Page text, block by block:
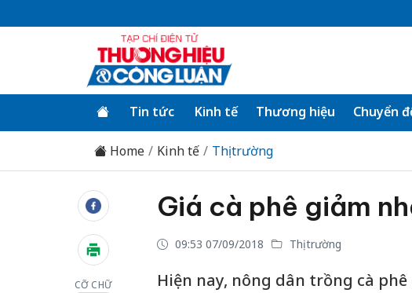
Tin tức Kinh tế Thương hiệu Chuyển
Home Kinh tế Thị trường
CỠ CHỮ
Giá cà phê giảm
09:53 07/09/2018 Thị trường
Hiện nay, nông dân trồng cà